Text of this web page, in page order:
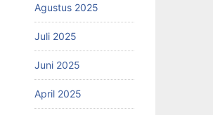
Agustus 2025
Juli 2025
Juni 2025
April 2025